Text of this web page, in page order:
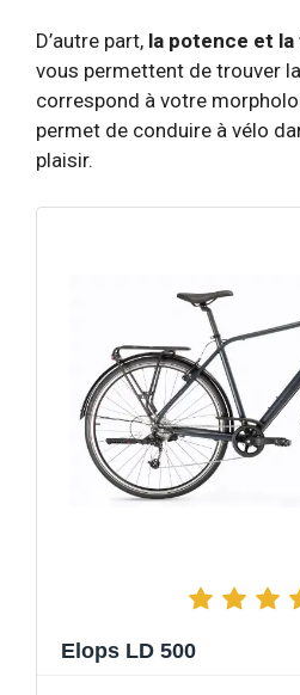
D’autre part, la potence et
vous permettent de trouver
correspond à votre
permet de conduire à vélo
plaisir.
Elops LD 500